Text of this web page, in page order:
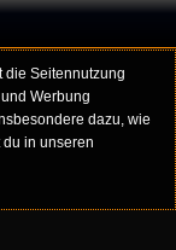
die Seitennutzung
Werbung
dazu, wie
in unseren